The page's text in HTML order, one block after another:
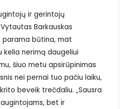
ir gerintojų
Barkauskas
parama būtina, mat
kelia nerimą daugeliui
šiuo metu apsirūpinimas
nei pernai tuo pačiu laiku,
beveik trečdaliu. „Sausra
bet ir